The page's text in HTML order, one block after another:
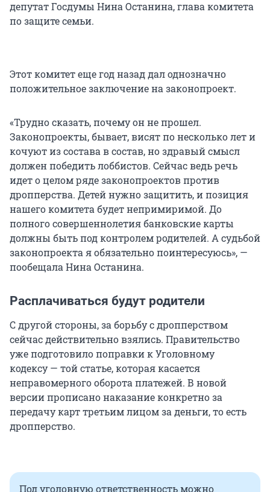
депутат Госдумы Нина Останина, глава комитета
по защите семьи.
Этот комитет еще год назад дал однозначно
положительное заключение на законопроект.
«Трудно сказать, почему он не прошел.
Законопроекты, бывает, висят по несколько лет и
кочуют из состава в состав, но здравый смысл
должен победить лоббистов. Сейчас ведь речь
идет о целом ряде законопроектов против
дропперства. Детей нужно защитить, и позиция
нашего комитета будет непримиримой. До
полного совершеннолетия банковские карты
должны быть под контролем родителей. А судьбой
законопроекта я обязательно поинтересуюсь», —
пообещала Нина Останина.
Расплачиваться будут родители
С другой стороны, за борьбу с дропперством
сейчас действительно взялись. Правительство
уже подготовило поправки к Уголовному
кодексу — той статье, которая касается
неправомерного оборота платежей. В новой
версии прописано наказание конкретно за
передачу карт третьим лицом за деньги, то есть
дропперство.
Под уголовную ответственность можно